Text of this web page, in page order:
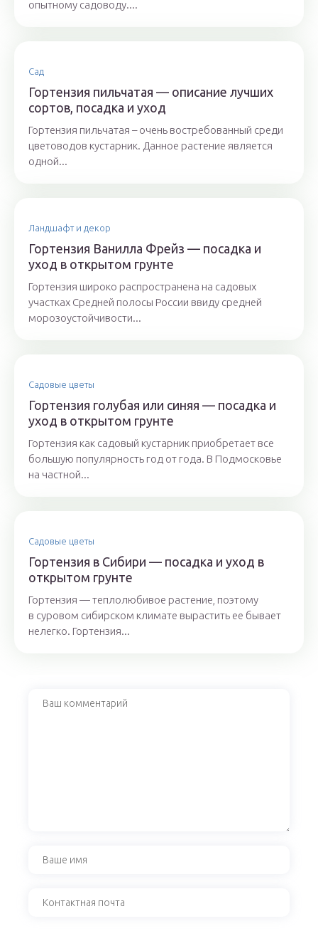
опытному садоводу....
Сад
Гортензия пильчатая — описание лучших
сортов, посадка и уход
Гортензия пильчатая – очень востребованный среди
цветоводов кустарник. Данное растение является
одной...
Ландшафт и декор
Гортензия Ванилла Фрейз — посадка и
уход в открытом грунте
Гортензия широко распространена на садовых
участках Средней полосы России ввиду средней
морозоустойчивости...
Садовые цветы
Гортензия голубая или синяя — посадка и
уход в открытом грунте
Гортензия как садовый кустарник приобретает все
большую популярность год от года. В Подмосковье
на частной...
Садовые цветы
Гортензия в Сибири — посадка и уход в
открытом грунте
Гортензия — теплолюбивое растение, поэтому
в суровом сибирском климате вырастить ее бывает
нелегко. Гортензия...